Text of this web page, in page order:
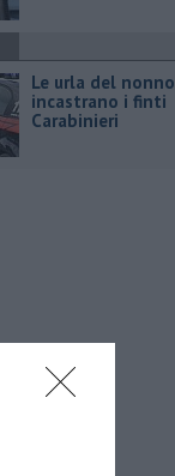
Le urla del nonno
incastrano i finti
Carabinieri